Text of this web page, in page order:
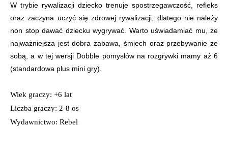
W trybie rywalizacji dziecko trenuje spostrzegawczość, refleks
oraz zaczyna uczyć się zdrowej rywalizacji, dlatego nie należy
non stop dawać dziecku wygrywać. Warto uświadamiać mu, że
najważniejsza jest dobra zabawa, śmiech oraz przebywanie ze
sobą, a w tej wersji Dobble pomysłów na rozgrywki mamy aż 6
(standardowa plus mini gry).
Wiek graczy: +6 lat
Liczba graczy: 2-8 os
Wydawnictwo: Rebel